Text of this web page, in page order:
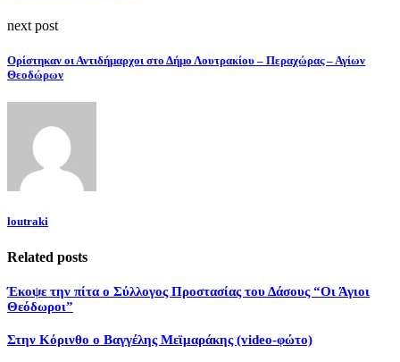
next post
Ορίστηκαν οι Αντιδήμαρχοι στο Δήμο Λουτρακίου – Περαχώρας – Αγίων
Θεοδώρων
loutraki
Related posts
Έκοψε την πίτα ο Σύλλογος Προστασίας του Δάσους “Οι Άγιοι
Θεόδωροι”
Στην Κόρινθο ο Βαγγέλης Μεϊμαράκης (video-φώτο)